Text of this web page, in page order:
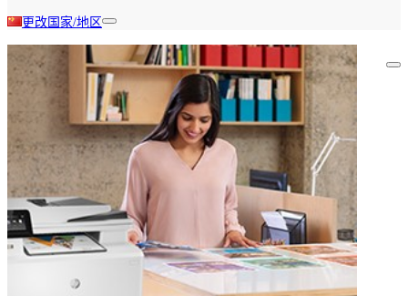
更改国家/地区
在惠普促销中搜索